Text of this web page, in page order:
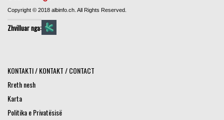
Copyright © 2018 albinfo.ch. All Rights Reserved.
Zhvilluar nga:
KONTAKTI / KONTAKT / CONTACT
Rreth nesh
Karta
Politika e Privatësisë